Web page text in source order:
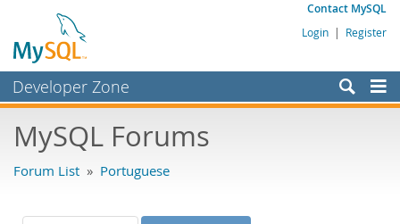
Contact MySQL
Login | Register
Developer Zone
Bugs
Labs
MySQL Forums
Forum List » Portuguese